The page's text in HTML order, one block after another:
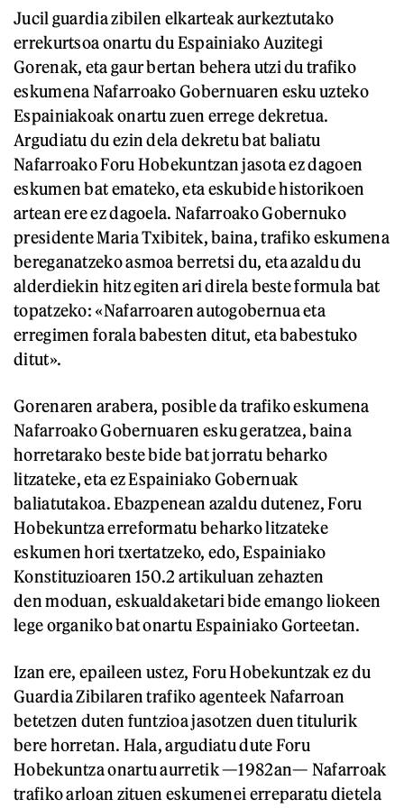
Jucil guardia zibilen elkarteak aurkeztutako
errekurtsoa onartu du Espainiako Auzitegi
Gorenak, eta gaur bertan behera utzi du trafiko
eskumena Nafarroako Gobernuaren esku uzteko
Espainiakoak onartu zuen errege dekretua.
Argudiatu du ezin dela dekretu bat baliatu
Nafarroako Foru Hobekuntzan jasota ez dagoen
eskumen bat emateko, eta eskubide historikoen
artean ere ez dagoela. Nafarroako Gobernuko
presidente Maria Txibitek, baina, trafiko eskumena
bereganatzeko asmoa berretsi du, eta azaldu du
alderdiekin hitz egiten ari direla beste formula bat
topatzeko: «Nafarroaren autogobernua eta
erregimen forala babesten ditut, eta babestuko
ditut».
Gorenaren arabera, posible da trafiko eskumena
Nafarroako Gobernuaren esku geratzea, baina
horretarako beste bide bat jorratu beharko
litzateke, eta ez Espainiako Gobernuak
baliatutakoa. Ebazpenean azaldu dutenez, Foru
Hobekuntza erreformatu beharko litzateke
eskumen hori txertatzeko, edo, Espainiako
Konstituzioaren 150.2 artikuluan zehazten
den moduan, eskualdaketari bide emango liokeen
lege organiko bat onartu Espainiako Gorteetan.
Izan ere, epaileen ustez, Foru Hobekuntzak ez du
Guardia Zibilaren trafiko agenteek Nafarroan
betetzen duten funtzioa jasotzen duen titulurik
bere horretan. Hala, argudiatu dute Foru
Hobekuntza onartu aurretik —1982an— Nafarroak
trafiko arloan zituen eskumenei erreparatu dietela